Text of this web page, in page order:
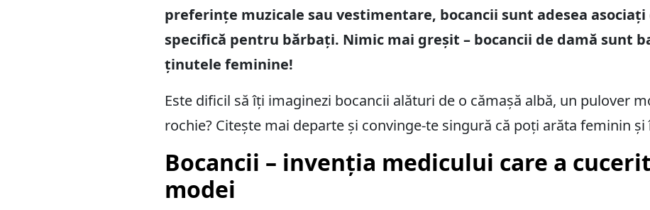
preferințe muzicale sau vestimentare, bocancii sunt adesea
specifică pentru bărbați. Nimic mai greșit – bocancii de damă sunt
ținutele feminine!
Este dificil să îți imaginezi bocancii alături de o cămașă albă, un pulover
rochie? Citește mai departe și convinge-te singură că poți arăta feminin
Bocancii – invenția medicului care a
modei